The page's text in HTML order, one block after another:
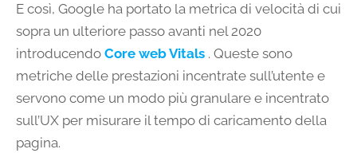
E così, Google ha portato la metrica di velocità di cui
sopra un ulteriore passo avanti nel 2020
introducendo Core web Vitals . Queste sono
metriche delle prestazioni incentrate sull’utente e
servono come un modo più granulare e incentrato
sull’UX per misurare il tempo di caricamento della
pagina.